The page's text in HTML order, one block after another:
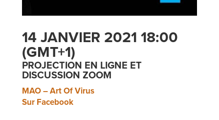
14 JANVIER 2021 18:00
(GMT+1)
PROJECTION EN LIGNE ET
DISCUSSION ZOOM
MAO – Art Of Virus
Sur Facebook